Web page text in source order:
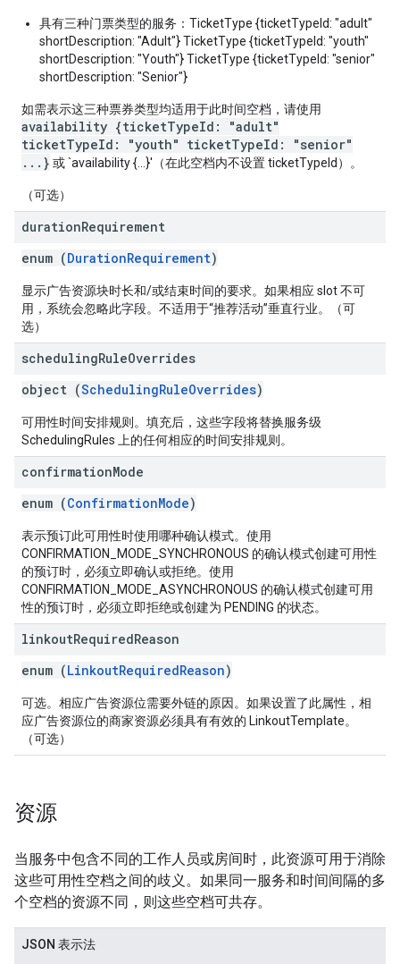
具有三种门票类型的服务：TicketType {ticketTypeId: "adult"
shortDescription: "Adult"} TicketType {ticketTypeId: "youth"
shortDescription: "Youth"} TicketType {ticketTypeId: "senior"
shortDescription: "Senior"}
如需表示这三种票券类型均适用于此时间空档，请使用
availability {ticketTypeId: "adult"
ticketTypeId: "youth" ticketTypeId: "senior"
...} 或 `availability {...}'（在此空档内不设置 ticketTypeId）。
（可选）
durationRequirement
enum (DurationRequirement)
显示广告资源块时长和/或结束时间的要求。如果相应 slot 不可
用，系统会忽略此字段。不适用于“推荐活动”垂直行业。（可
选）
schedulingRuleOverrides
object (SchedulingRuleOverrides)
可用性时间安排规则。填充后，这些字段将替换服务级
SchedulingRules 上的任何相应的时间安排规则。
confirmationMode
enum (ConfirmationMode)
表示预订此可用性时使用哪种确认模式。使用
CONFIRMATION_MODE_SYNCHRONOUS 的确认模式创建可用性
的预订时，必须立即确认或拒绝。使用
CONFIRMATION_MODE_ASYNCHRONOUS 的确认模式创建可用
性的预订时，必须立即拒绝或创建为 PENDING 的状态。
linkoutRequiredReason
enum (LinkoutRequiredReason)
可选。相应广告资源位需要外链的原因。如果设置了此属性，相
应广告资源位的商家资源必须具有有效的 LinkoutTemplate。
（可选）
资源
当服务中包含不同的工作人员或房间时，此资源可用于消除
这些可用性空档之间的歧义。如果同一服务和时间间隔的多
个空档的资源不同，则这些空档可共存。
JSON 表示法